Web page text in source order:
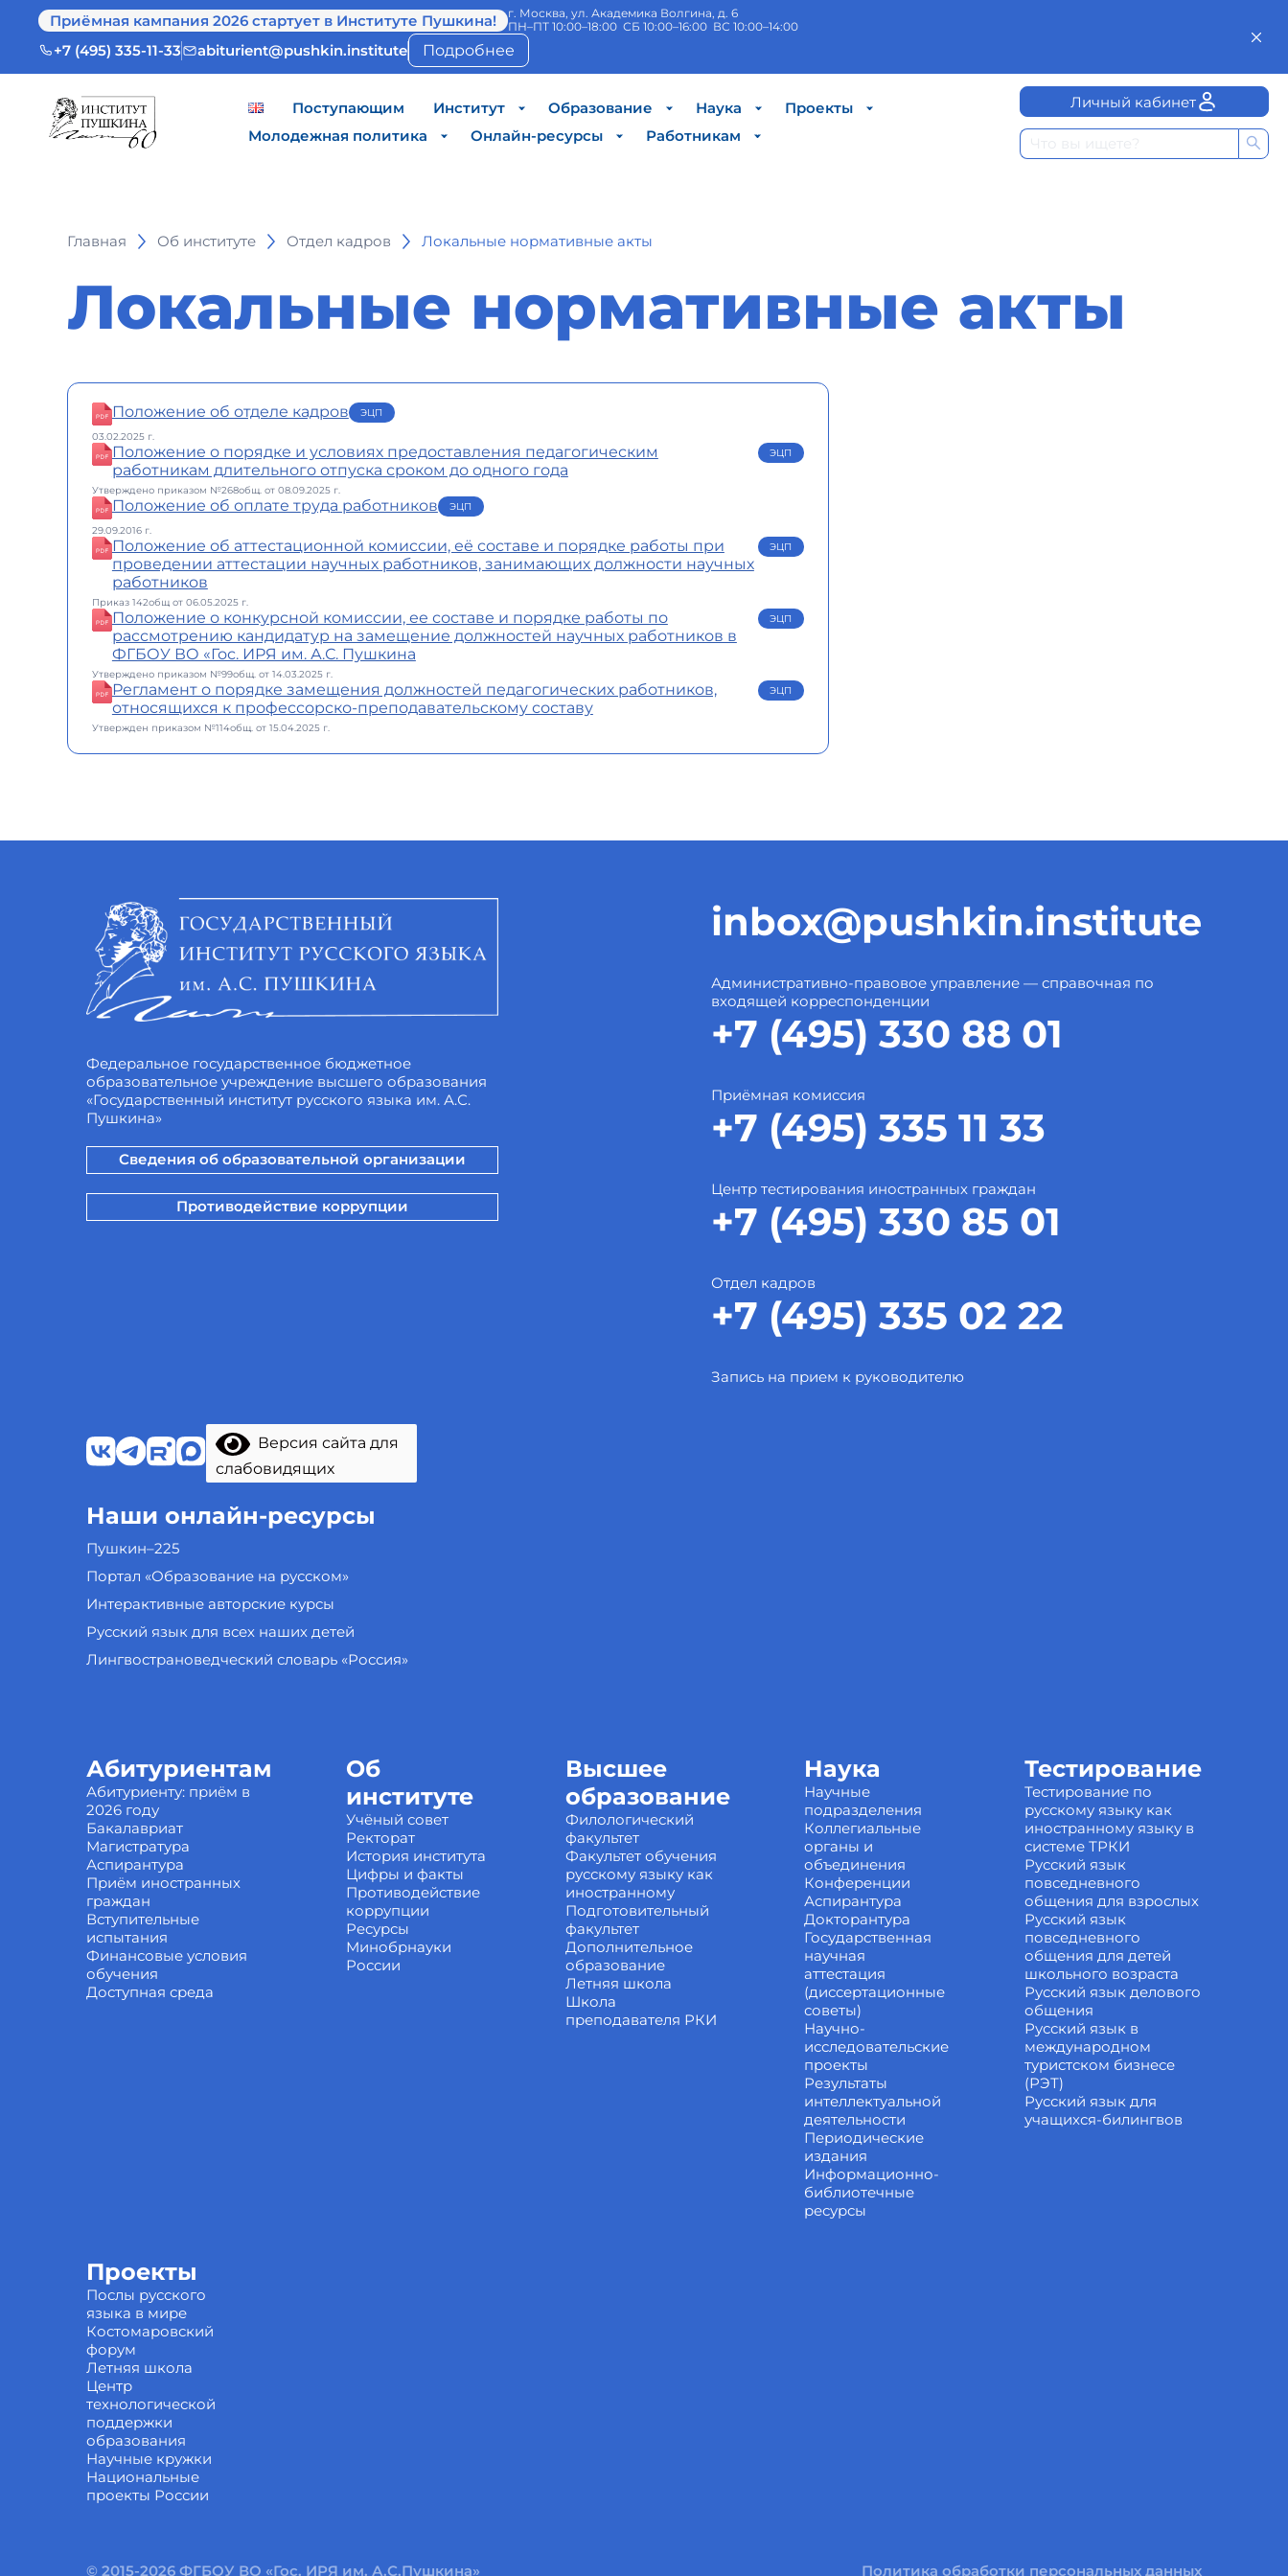
Приёмная кампания 2026 стартует в Институте Пушкина!
г. Москва, ул. Академика Волгина, д. 6
ПН–ПТ 10:00–18:00 СБ 10:00–16:00 ВС 10:00–14:00
+7 (495) 335-11-33 abiturient@pushkin.institute Подробнее
Поступающим Институт Образование Наука
Проекты
Молодежная политика
Онлайн-ресурсы Работникам
Личный кабинет
Главная Об институте Отдел кадров Локальные нормативные акты
Локальные нормативные акты
Положение об отделе кадров
ЭЦП
03.02.2025 г.
Положение о порядке и условиях предоставления педагогическим
работникам длительного отпуска сроком до одного года
ЭЦП
Утверждено приказом №268общ. от 08.09.2025 г.
Положение об оплате труда работников
ЭЦП
29.09.2016 г.
Положение об аттестационной комиссии, её составе и порядке работы при
проведении аттестации научных работников, занимающих должности научных
работников
ЭЦП
Приказ 142общ от 06.05.2025 г.
Положение о конкурсной комиссии, ее составе и порядке работы по
рассмотрению кандидатур на замещение должностей научных работников в
ФГБОУ ВО «Гос. ИРЯ им. А.С. Пушкина
ЭЦП
Утверждено приказом №99общ. от 14.03.2025 г.
Регламент о порядке замещения должностей педагогических работников,
относящихся к профессорско-преподавательскому составу
ЭЦП
Утвержден приказом №114общ. от 15.04.2025 г.
Федеральное государственное бюджетное
образовательное учреждение высшего образования
«Государственный институт русского языка им. А.С.
Пушкина»
Сведения об образовательной организации
Противодействие коррупции
inbox@pushkin.institute
Административно-правовое управление — справочная по
входящей корреспонденции
+7 (495) 330 88 01
Приёмная комиссия
+7 (495) 335 11 33
Центр тестирования иностранных граждан
+7 (495) 330 85 01
Отдел кадров
+7 (495) 335 02 22
Запись на прием к руководителю
Версия сайта для
слабовидящих
Наши онлайн-ресурсы
Пушкин–225
Портал «Образование на русском»
Интерактивные авторские курсы
Русский язык для всех наших детей
Лингвострановедческий словарь «Россия»
Абитуриентам
Абитуриенту: приём в
2026 году
Бакалавриат
Магистратура
Аспирантура
Приём иностранных
граждан
Вступительные
испытания
Финансовые условия
обучения
Доступная среда
Об
институте
Учёный совет
Ректорат
История института
Цифры и факты
Противодействие
коррупции
Ресурсы
Минобрнауки
России
Высшее
образование
Филологический
факультет
Факультет обучения
русскому языку как
иностранному
Подготовительный
факультет
Дополнительное
образование
Летняя школа
Школа
преподавателя РКИ
Наука
Научные
подразделения
Коллегиальные
органы и
объединения
Конференции
Аспирантура
Докторантура
Государственная
научная
аттестация
(диссертационные
советы)
Научно-
исследовательские
проекты
Результаты
интеллектуальной
деятельности
Периодические
издания
Информационно-
библиотечные
ресурсы
Тестирование
Тестирование по
русскому языку как
иностранному языку в
системе ТРКИ
Русский язык
повседневного
общения для взрослых
Русский язык
повседневного
общения для детей
школьного возраста
Русский язык делового
общения
Русский язык в
международном
туристском бизнесе
(РЭТ)
Русский язык для
учащихся-билингвов
Проекты
Послы русского
языка в мире
Костомаровский
форум
Летняя школа
Центр
технологической
поддержки
образования
Научные кружки
Национальные
проекты России
© 2015-2026 ФГБОУ ВО «Гос. ИРЯ им. А.С.Пушкина» Политика обработки персональных данных